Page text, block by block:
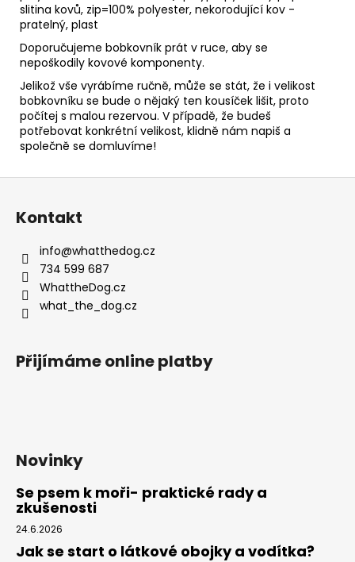
slitina kovů, zip=100% polyester, nekorodující kov -
pratelný, plast
Doporučujeme bobkovník prát v ruce, aby se
nepoškodily kovové komponenty.
Jelikož vše vyrábíme ručně, může se stát, že i velikost
bobkovníku se bude o nějaký ten kousíček lišit, proto
počítej s malou rezervou. V případě, že budeš
potřebovat konkrétní velikost, klidně nám napiš a
společně se domluvíme!
Z
Kontakt
info@whatthedog.cz
734 599 687
WhattheDog.cz
what_the_dog.cz
Přijímáme online platby
Novinky
Se psem k moři- praktické rady a
zkušenosti
24.6.2026
Jak se start o látkové obojky a vodítka?